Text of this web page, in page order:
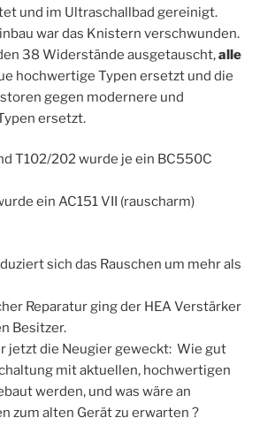
und im Ultraschallbad gereinigt.
war das Knistern verschwunden.
38 Widerstände ausgetauscht,alle
hochwertige Typen ersetzt und die
gegen modernere und
ersetzt.
T102/202 wurde je ein BC550C
ein AC151 VII (rauscharm)
sich das Rauschen um mehr als
Reparatur ging der HEA Verstärker
Besitzer.
jetzt die Neugier geweckt: Wie gut
mit aktuellen, hochwertigen
werden, und was wäre an
zum alten Gerät zu erwarten ?